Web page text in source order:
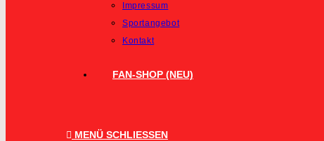
Impressum
Sportangebot
Kontakt
FAN-SHOP (NEU)
MENÜ SCHLIESSEN